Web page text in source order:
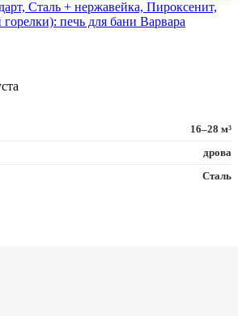
Сталь + нержавейка, Пироксенит,
печь для бани Варвара
16–28 м³
дрова
Сталь